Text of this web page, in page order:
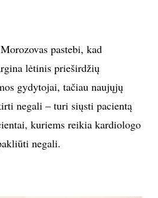
pastebi, kad
lėtinis prieširdžių
gydytojai, tačiau naujųjų
negali – turi siųsti pacientą
kuriems reikia kardiologo
negali.